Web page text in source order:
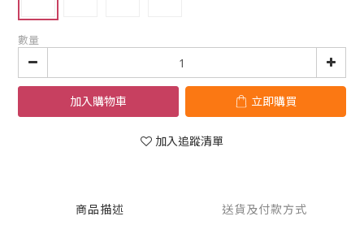
數量
加入購物車 立即購買
加入追蹤清單
商品描述 送貨及付款方式